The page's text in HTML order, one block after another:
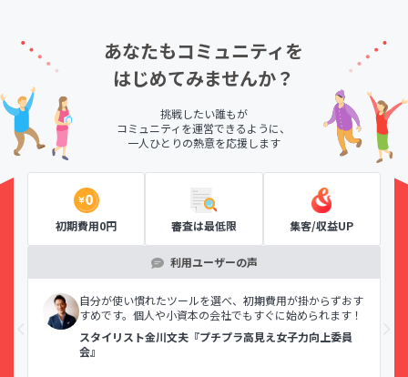
あなたもコミュニティを
はじめてみませんか？
挑戦したい誰もが
コミュニティを運営できるように、
一人ひとりの熱意を応援します
初期費用0円 審査は最低限 集客/収益UP
利用ユーザーの声
自分が使い慣れたツールを選べ、初期費用が掛からずおす
すめです。個人や小資本の会社でもすぐに始められます！
スタイリスト金川文夫『プチプラ高見え女子力向上委員
会』